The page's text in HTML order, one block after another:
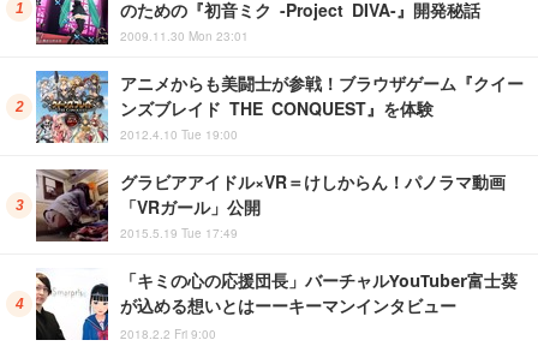
のための『初音ミク -Project DIVA-』開発秘話
2009.11.30 Mon 23:01
アニメからも美闘士が参戦！ブラウザゲーム『クイー
ンズブレイド THE CONQUEST』を体験
2012.4.10 Tue 19:00
グラビアアイドル×VR＝けしからん！パノラマ動画
「VRガール」公開
2015.5.19 Tue 17:49
「キミの心の応援団長」バーチャルYouTuber富士葵
が込める想いとはーーキーマンインタビュー
2018.2.2 Fri 9:00